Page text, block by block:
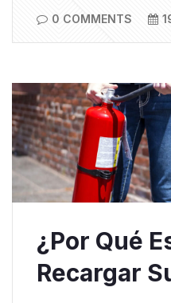
0 COMMENTS
¿Por Qué
Recargar